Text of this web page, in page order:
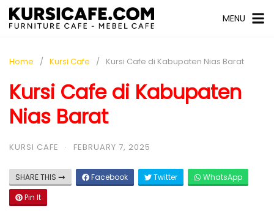
MENU
Home Kursi Cafe Kursi Cafe di Kabupaten Nias Barat
Kursi Cafe di Kabupaten
Nias Barat
KURSI CAFE · FEBRUARY 7, 2025
SHARE THIS Facebook Twitter
WhatsApp
Pin It